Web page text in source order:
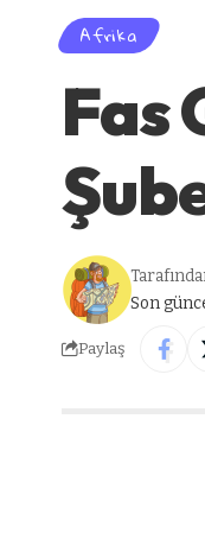
Afrika
Fas
Son
Paylaş